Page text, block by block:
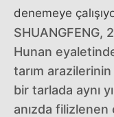
denemeye
SHUANGFENG,
Hunan
tarım arazilerinin
bir tarlada aynı
anızda